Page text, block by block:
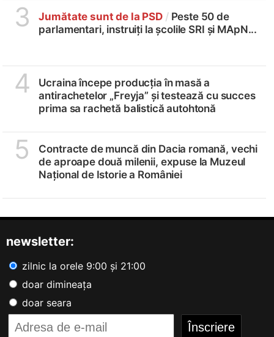
3 Jumătate sunt de la PSD / Peste 50 de
parlamentari, instruiți la școlile SRI și MApN...
4
Ucraina începe producția în masă a
antirachetelor „Freyja” și testează cu succes
prima sa rachetă balistică autohtonă
5
Contracte de muncă din Dacia romană, vechi
de aproape două milenii, expuse la Muzeul
Național de Istorie a României
newsletter:
zilnic la orele 9:00 și 21:00
doar dimineața
doar seara